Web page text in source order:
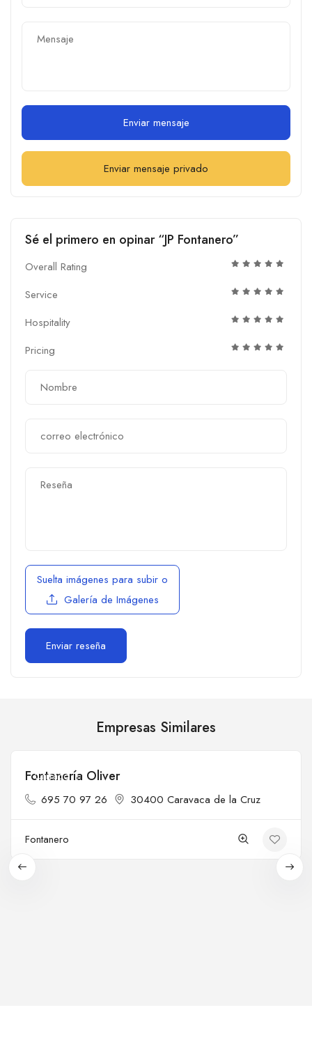
Enviar mensaje
Enviar mensaje privado
Sé el primero en opinar “JP Fontanero”
Overall Rating
Service
Hospitality
Pricing
Suelta imágenes para subir o
Galería de Imágenes
Empresas Similares
Cerrado
Fontanería Oliver
695 70 97 26 30400 Caravaca de la Cruz
Fontanero